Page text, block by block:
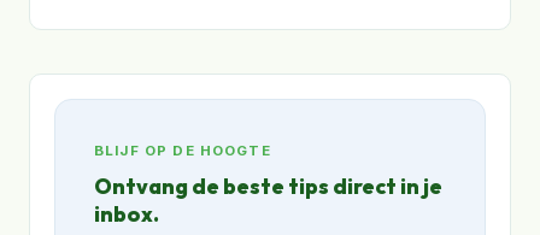
BLIJF OP DE HOOGTE
Ontvang de beste tips direct in je
inbox.